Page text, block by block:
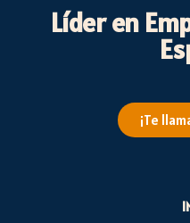
Líder en
¡Te